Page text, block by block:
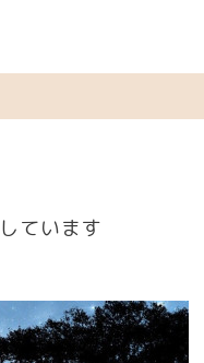
ています